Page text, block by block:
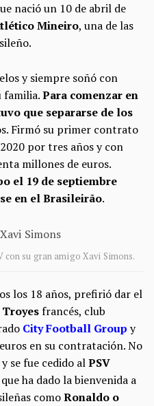
nació un 10 de abril de
Mineiro, una de las
y siempre soñó con
familia.Para comenzar en
que separarse de los
Firmó su primer contrato
por tres años y con
millones de euros.
el 19 de septiembre
en el Brasileirão.
con su gran amigo Xavi Simons.
los 18 años, prefirió dar el
Troyesfrancés, club
City Football Group y
en su contratación. No
se fue cedido alPSV
ha dado la bienvenida a
comoRonaldo o